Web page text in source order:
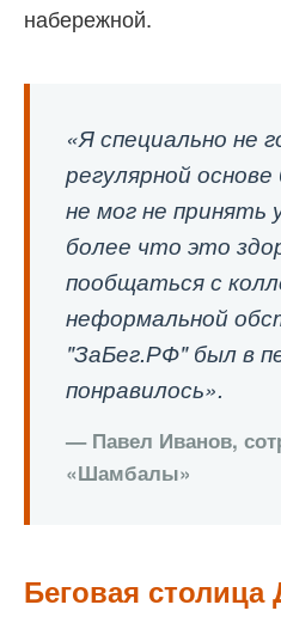
набережной.
«Я специально не
регулярной
не мог не принять
более что это
пообщаться с
неформальной
"ЗаБег.РФ" был в
понравилось».
— Павел Иванов,
«Шамбалы»
Беговая столица